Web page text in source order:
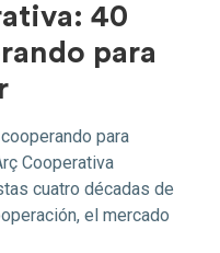
40
para
para
Cooperativa
cuatro décadas de
el mercado